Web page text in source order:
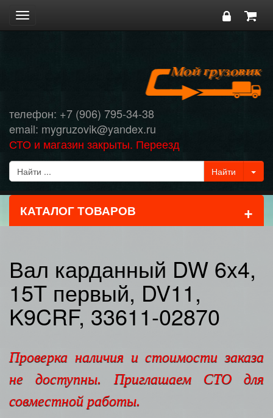
Toggle
navigation
телефон: +7 (906) 795-34-38
email: mygruzovik@yandex.ru
СТО и магазин закрыты. Переезд
КАТАЛОГ ТОВАРОВ +
Вал карданный DW 6x4,
15T первый, DV11,
K9CRF, 33611-02870
Проверка наличия и стоимости заказа
не доступны. Приглашаем СТО для
совместной работы.